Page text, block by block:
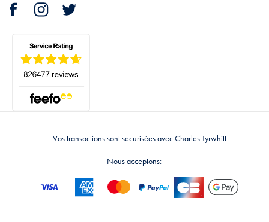
Vos transactions sont securisées avec Charles Tyrwhitt.
Nous acceptons: